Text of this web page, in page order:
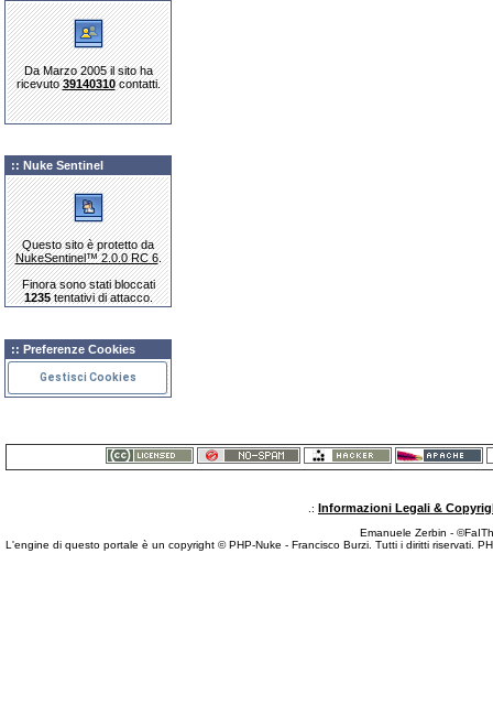
Da Marzo 2005 il sito ha
ricevuto39140310contatti.
:: Nuke Sentinel
Questo sito è protetto da
NukeSentinel™ 2.0.0 RC 6.
Finora sono stati bloccati
1235tentativi di attacco.
:: Preferenze Cookies
Gestisci Cookies
.: Informazioni Legali &
Emanuele Zerbin -
L'engine di questo portale è un copyright © PHP-Nuke - Francisco Burzi. Tutti i diritti riservati.